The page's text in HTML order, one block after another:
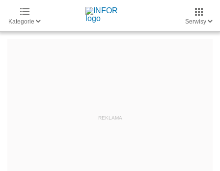
Kategorie Serwisy